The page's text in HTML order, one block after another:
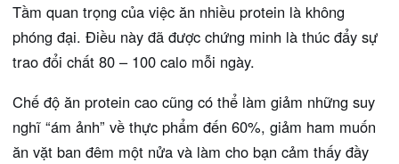
Tầm quan trọng của việc ăn nhiều protein là không
phóng đại. Điều này đã được chứng minh là thúc đẩy sự
trao đổi chất 80 – 100 calo mỗi ngày.
Chế độ ăn protein cao cũng có thể làm giảm những suy
nghĩ “ám ảnh” về thực phẩm đến 60%, giảm ham muốn
ăn vặt ban đêm một nửa và làm cho bạn cảm thấy đầy